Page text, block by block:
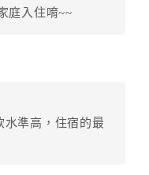
列標準申辦：
除總計100%為手續
總計100%為手續費
同住房，已付訂單
庭入住唷~~
水準高，住宿的最